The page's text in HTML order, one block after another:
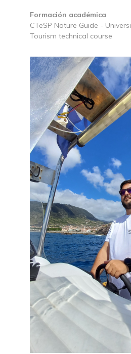
Formación académica
CTeSP Nature Guide -
Tourism technical course